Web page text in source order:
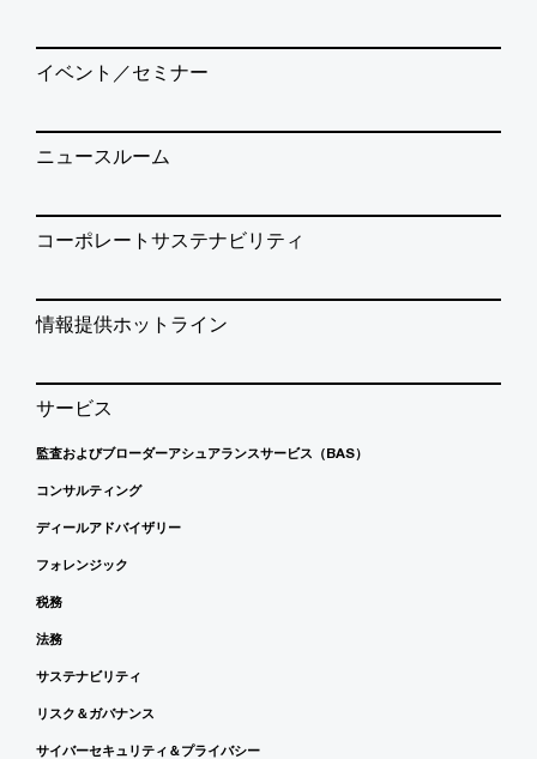
イベント／セミナー
ニュースルーム
コーポレートサステナビリティ
情報提供ホットライン
サービス
監査およびブローダーアシュアランスサービス（BAS）
コンサルティング
ディールアドバイザリー
フォレンジック
税務
法務
サステナビリティ
リスク＆ガバナンス
サイバーセキュリティ＆プライバシー